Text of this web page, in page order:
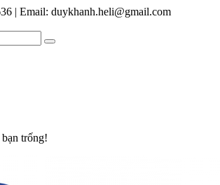
| Email: duykhanh.heli@gmail.com
trống!